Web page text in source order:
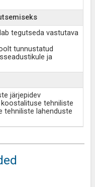
tegutseda vastutava
tunnustatud
ja
järjepidev
tehniliste
tehniliste lahenduste